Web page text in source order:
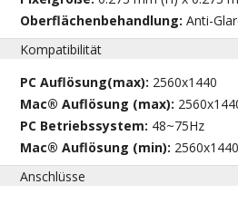
Oberflächenbehandlung:Anti-
Kompatibilität
PC Auflösung(max): 2560x1440
Mac® Auflösung (max):
PC Betriebssystem: 48~75Hz
Mac® Auflösung (min): 2560x1440
Anschlüsse